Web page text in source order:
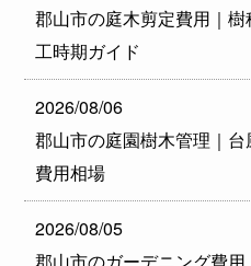
郡山市の庭木剪定費用｜
工時期ガイド
2026/08/06
郡山市の庭園樹木管理｜
費用相場
2026/08/05
郡山市のガーデニング費